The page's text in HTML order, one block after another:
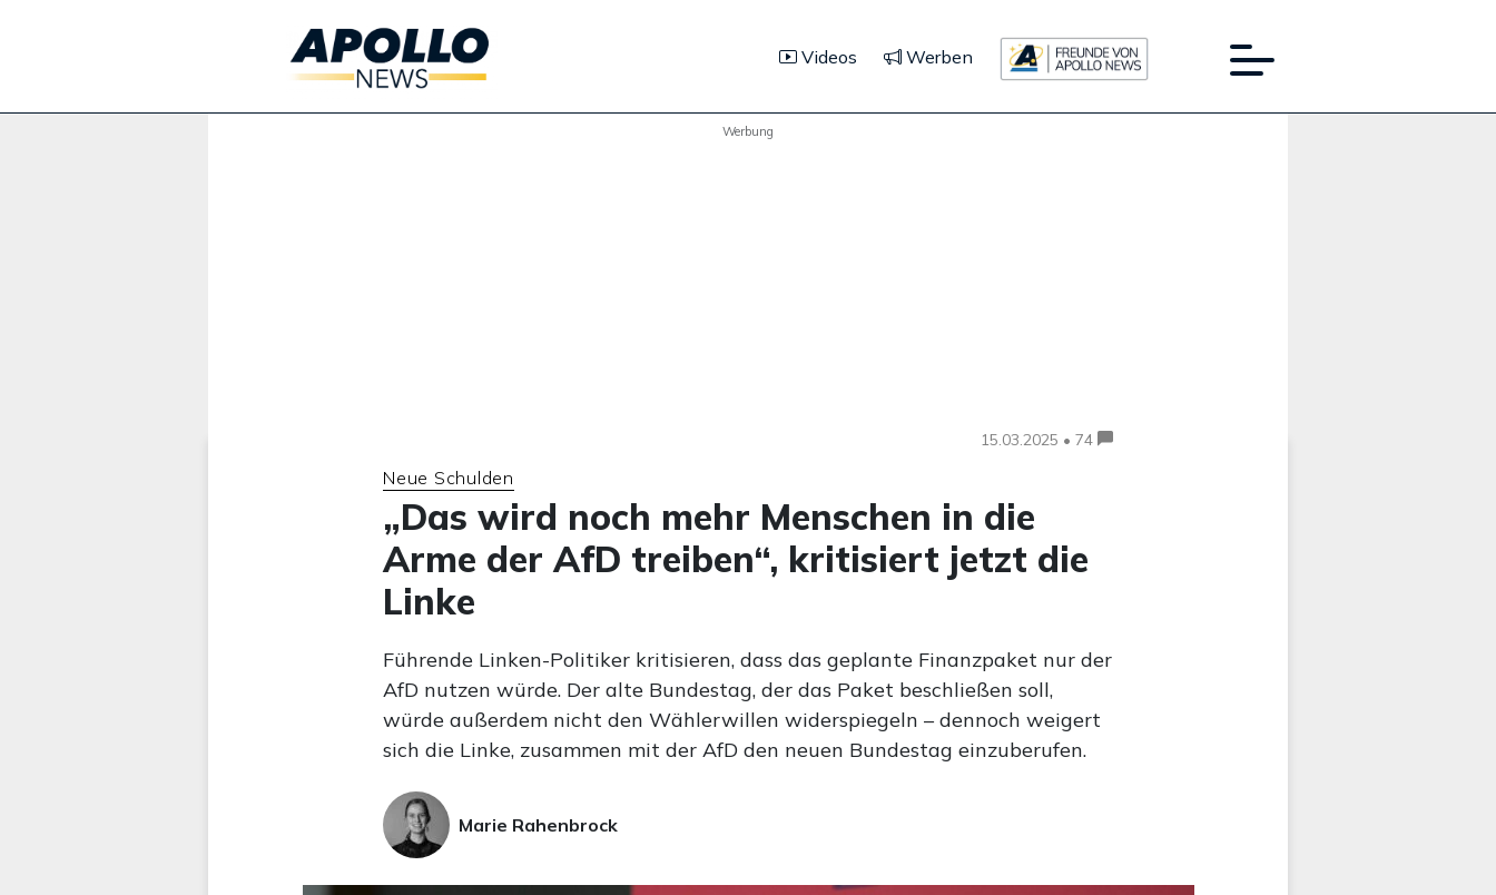
Videos Werben
Werbung
15.03.2025 • 74
Neue Schulden
„Das wird noch mehr Menschen in die
Arme der AfD treiben“, kritisiert jetzt die
Linke
Führende Linken-Politiker kritisieren, dass das geplante Finanzpaket nur der
AfD nutzen würde. Der alte Bundestag, der das Paket beschließen soll,
würde außerdem nicht den Wählerwillen widerspiegeln – dennoch weigert
sich die Linke, zusammen mit der AfD den neuen Bundestag einzuberufen.
Marie Rahenbrock